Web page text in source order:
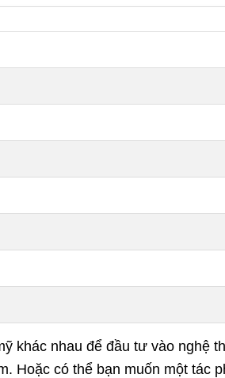
khác nhau để đầu tư vào nghệ
Hoặc có thể bạn muốn một tác